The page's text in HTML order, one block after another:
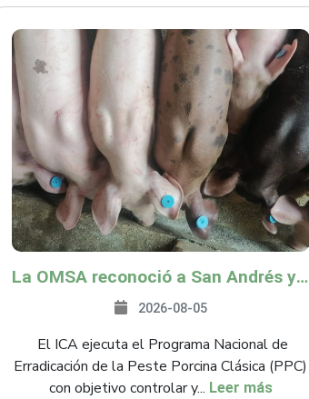
La OMSA reconoció a San Andrés y Providencia como zona libre de Peste Porcina Clásica (PPC)
2026-08-05
El ICA ejecuta el Programa Nacional de
Erradicación de la Peste Porcina Clásica (PPC)
con objetivo controlar y... Leer más